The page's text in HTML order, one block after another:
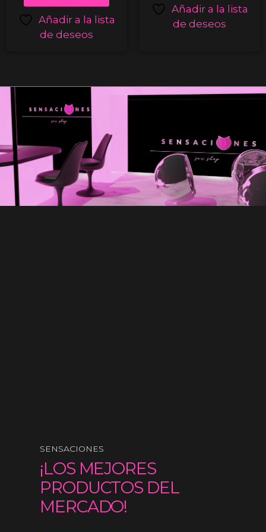
Añadir a la lista
de deseos
Añadir a la lista
de deseos
SENSACIONES
¡LOS MEJORES
PRODUCTOS DEL
MERCADO!